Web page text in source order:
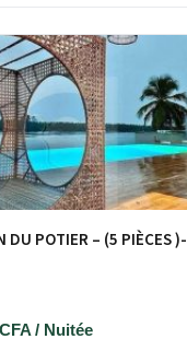
DU POTIER – (5 PIÈCES )-
/ Nuitée